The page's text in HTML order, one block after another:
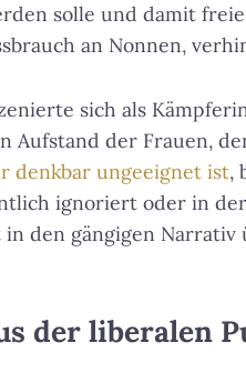
solle und damit
an Nonnen,
sich als
Aufstand der Frauen,
denkbar ungeeignet ist,
ignoriert oder in
den gängigen
der liberalen